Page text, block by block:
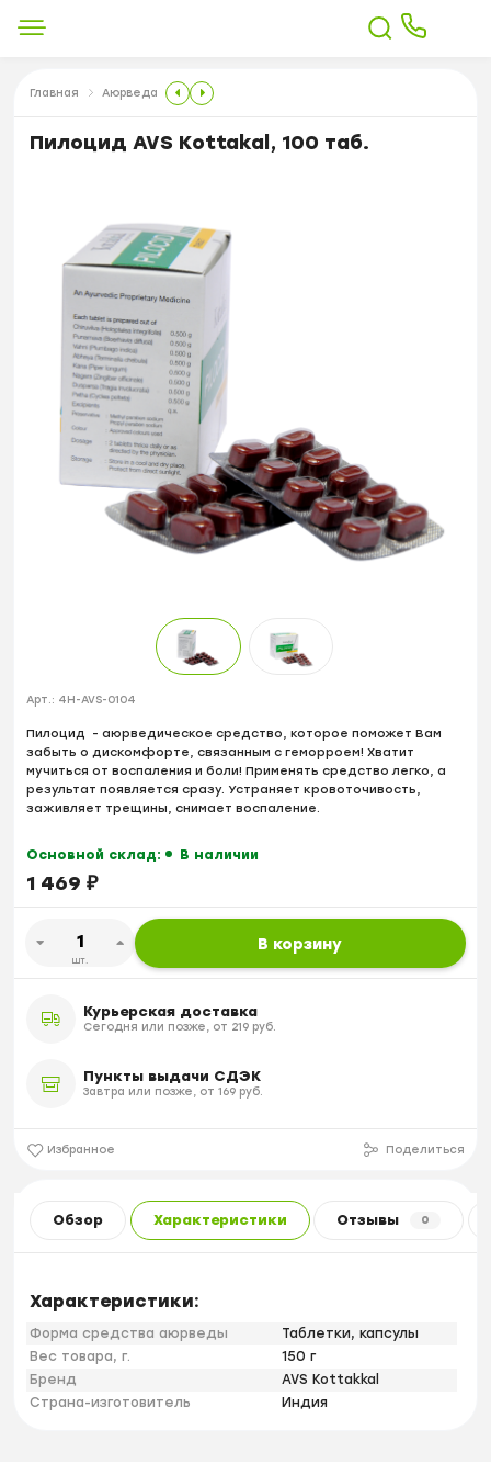
Главная Аюрведа
Пилоцид AVS Kottakal, 100 таб.
Арт.: 4H-AVS-0104
Пилоцид - аюрведическое средство, которое поможет Вам
забыть о дискомфорте, связанным с геморроем! Хватит
мучиться от воспаления и боли! Применять средство легко, а
результат появляется сразу. Устраняет кровоточивость,
заживляет трещины, снимает воспаление.
Основной склад: В наличии
1 469 ₽
шт.
В корзину
Курьерская доставка
Сегодня или позже, от 219 руб.
Пункты выдачи СДЭК
Завтра или позже, от 169 руб.
Избранное Поделиться
Обзор Характеристики Отзывы 0
Характеристики:
Форма средства аюрведы
Таблетки, капсулы
Вес товара, г.
150 г
Бренд
AVS Kottakkal
Страна-изготовитель
Индия